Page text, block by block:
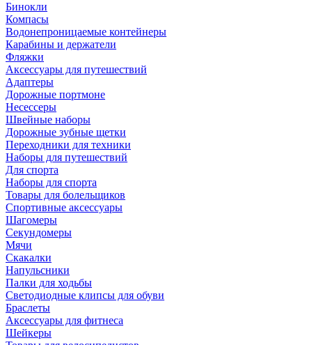
Бинокли
Компасы
Водонепроницаемые контейнеры
Карабины и держатели
Фляжки
Аксессуары для путешествий
Адаптеры
Дорожные портмоне
Несессеры
Швейные наборы
Дорожные зубные щетки
Переходники для техники
Наборы для путешествий
Для спорта
Наборы для спорта
Товары для болельщиков
Спортивные аксессуары
Шагомеры
Секундомеры
Мячи
Скакалки
Напульсники
Палки для ходьбы
Светодиодные клипсы для обуви
Браслеты
Аксессуары для фитнеса
Шейкеры